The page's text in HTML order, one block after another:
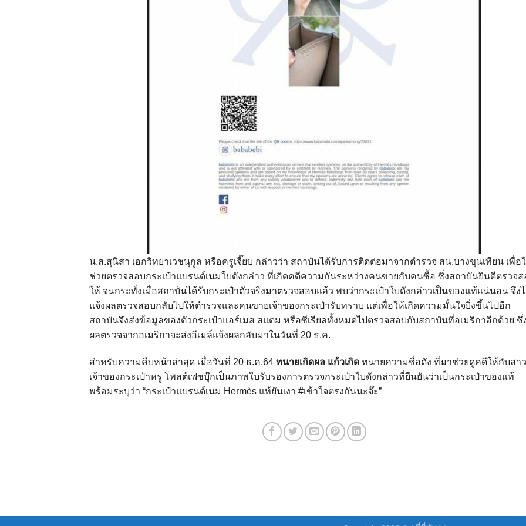
น.ส.สุนิสา เอกวิทยาเวชนุกูล หรือครูเจี๊ยบ กล่าวว่า สถาบันได้รับการติดต่อมาจากตำรวจ สน.บางขุนเทียน เพื่อ
ช่วยตรวจสอบกระเป๋าแบรนด์เนมใบดังกล่าว ที่เกิดคดีความกันระหว่างคนขายกับคนซื้อ ซึ่งสถาบันยินดีตรวจส
ให้ จนกระทั่งเมื่อสถาบันได้รับกระเป๋าตัวจริงมาตรวจสอบแล้ว พบว่ากระเป๋าใบดังกล่าวเป็นของแท้แน่นอน จึง
แจ้งผลตรวจสอบกลับไปให้ตำรวจและคนขายเจ้าของกระเป๋ารับทราบ แต่เพื่อให้เกิดความมั่นใจยิ่งขึ้นไปอีก
สถาบันจึงส่งข้อมูลของตัวกระเป๋าแอร์เมส สแตม หรือซีเรียลทั้งหมดไปตรวจสอบกับสถาบันที่อเมริกาอีกด้วย ซึ่
ผลตรวจจากอเมริกาจะส่งอีเมล์แจ้งผลกลับมาในวันที่ 20 ธ.ค.
สำหรับความคืบหน้าล่าสุด เมื่อวันที่ 20 ธ.ค.64 ทนายเกิดผล แก้วเกิด ทนายความชื่อดัง ที่มาช่วยดูคดีให้กับสาว
เจ้าของกระเป๋าหรู โพสต์เฟซบุ๊กเป็นภาพใบรับรองการตรวจกระเป๋าใบดังกล่าวที่ยืนยันว่าเป็นกระเป๋าของแท้
พร้อมระบุว่า “กระเป๋าแบรนด์เนม Hermès แท้ยันเงา #เข้าใจตรงกันนะจ๊ะ”